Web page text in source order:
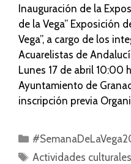
Inauguración de la
de la Vega” Exposición
Vega”, a cargo de los
Acuarelistas de
Lunes 17 de abril 10:00
Ayuntamiento de
inscripción previa
Actividades culturales